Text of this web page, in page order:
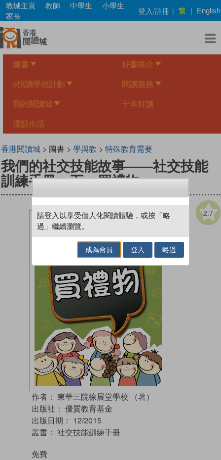
Skip
main
content
教城主頁 教師 中學生
小學生
家長
登入/註冊 | 繁 | English
圖書 好書推介
e悅讀學校計劃 閱讀服務
我的閱讀城 十本好讀
漫話生活
香港閱讀城> 圖書 > 學與教 > 特殊教育需要
我們的社交技能故事——社交技能
訓練手冊 五．買禮物
2.7
作者： 東華三院徐展堂學校 （著）
出版社： 優質教育基金
出版日期： 12/2015
叢書： 社交技能訓練手冊
免費
請登入以享受個人化閱讀體驗，或按「略
過」繼續瀏覽。
成為會員 登入 略過